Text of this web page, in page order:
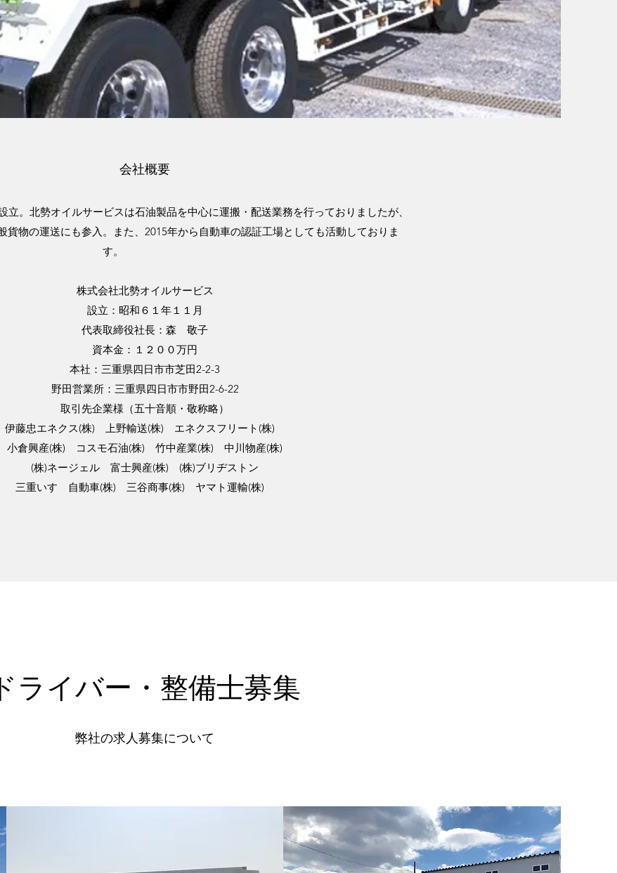
​会社概要
立。北勢オイルサービスは石油製品を中心に運搬・配送業務を行っておりましたが、
貨物の運送にも参入。また、2015年から自動車の認証工場としても活動しておりま
す。
株式会社北勢オイルサービス
設立：昭和６１年１１月
代表取締役社長：森 敬子
資本金：１２００万円
本社：三重県四日市市芝田2-2-3
野田営業所：三重県四日市市野田2-6-22
取引先企業様（五十音順・敬称略）
伊藤忠エネクス(株) 上野輸送(株) エネクスフリート(株)
小倉興産(株) コスモ石油(株) 竹中産業(株) 中川物産(株)
(株)ネージェル 富士興産(株) (株)ブリヂストン
三重いすゞ自動車(株) 三谷商事(株) ヤマト運輸(株)
ライバー・整備士募集
​弊社の求人募集について